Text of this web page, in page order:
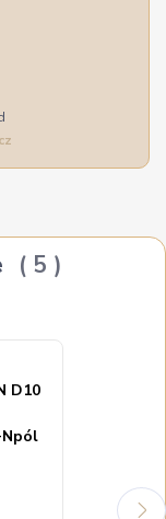
5
NOARK
INSTALAČNÍ